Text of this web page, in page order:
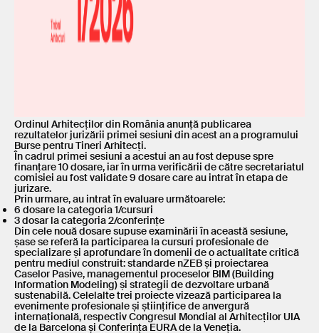
Ordinul Arhitecților din România anunță publicarea
rezultatelor jurizării primei sesiuni din acest an a programului
Burse pentru Tineri Arhitecți.
În cadrul primei sesiuni a acestui an au fost depuse spre
finanțare 10 dosare, iar în urma verificării de către secretariatul
comisiei au fost validate 9 dosare care au intrat în etapa de
jurizare.
Prin urmare, au intrat în evaluare următoarele:
6 dosare la categoria 1/cursuri
3 dosar la categoria 2/conferințe
Din cele nouă dosare supuse examinării în această sesiune,
șase se referă la participarea la cursuri profesionale de
specializare și aprofundare în domenii de o actualitate critică
pentru mediul construit: standarde nZEB și proiectarea
Caselor Pasive, managementul proceselor BIM (Building
Information Modeling) și strategii de dezvoltare urbană
sustenabilă. Celelalte trei proiecte vizează participarea la
evenimente profesionale și științifice de anvergură
internațională, respectiv Congresul Mondial al Arhitecților UIA
de la Barcelona și Conferința EURA de la Veneția.